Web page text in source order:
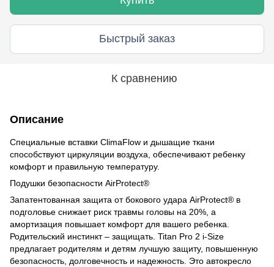
Быстрый заказ
К сравнению
Описание
Специальные вставки ClimaFlow и дышащие ткани
способствуют циркуляции воздуха, обеспечивают ребенку
комфорт и правильную температуру.
Подушки безопасности AirProtect®
Запатентованная защита от бокового удара AirProtect® в
подголовье снижает риск травмы головы на 20%, а
амортизация повышает комфорт для вашего ребенка.
Родительский инстинкт – защищать. Titan Pro 2 i-Size
предлагает родителям и детям лучшую защиту, повышенную
безопасность, долговечность и надежность. Это автокресло